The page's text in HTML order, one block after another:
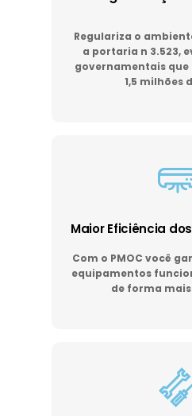
Regulariza o
a portaria n 3.523,
governamentais que
1,5 milhões
Maior Eficiência
Com o PMOC você
equipamentos
de forma